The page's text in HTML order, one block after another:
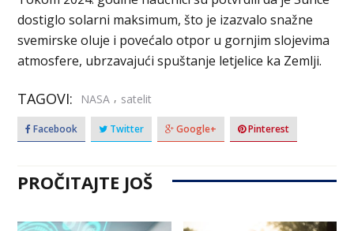
dostiglo solarni maksimum, što je izazvalo snažne
svemirske oluje i povećalo otpor u gornjim slojevima
atmosfere, ubrzavajući spuštanje letjelice ka Zemlji.
TAGOVI: NASA , satelit
Facebook Twitter Google+ Pinterest
PROČITAJTE JOŠ